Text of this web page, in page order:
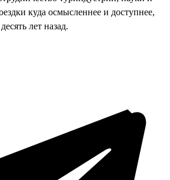
куда осмысленнее и доступнее,
лет назад.